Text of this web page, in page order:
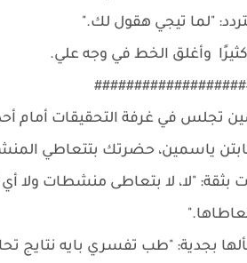
"لما تيجي هقول لك."
وأغلق الخط في وجه علي.
تجلس في غرفة التحقيقات أمام أحد
ياسمين، حضرتك بتتعاطي
بثقة: "لا، لا بتعاطى منشطات ولا
بجدية: "طب تفسري بايه نتايج